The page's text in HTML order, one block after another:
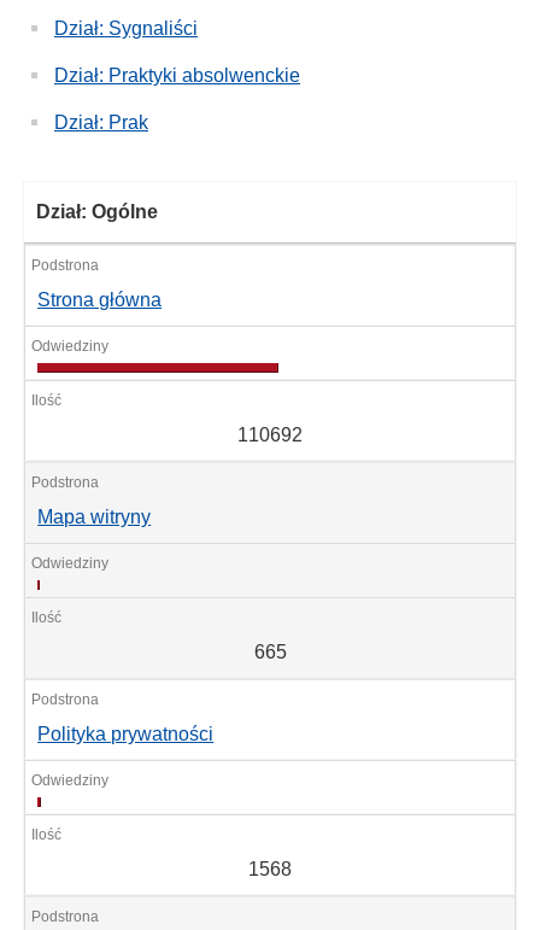
Dział: Sygnaliści
Dział: Praktyki absolwenckie
Dział: Prak
Dział: Ogólne
Strona główna
110692
Mapa witryny
665
665
Polityka prywatności
1568
1568